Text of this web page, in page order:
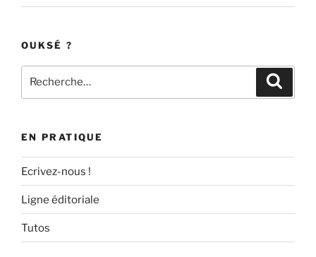
OUKSÉ ?
pour
EN PRATIQUE
Ecrivez-nous !
Ligne éditoriale
Tutos